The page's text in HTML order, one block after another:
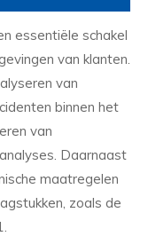
essentiële schakel
van klanten.
van
binnen het
van
Daarnaast
maatregelen
zoals de